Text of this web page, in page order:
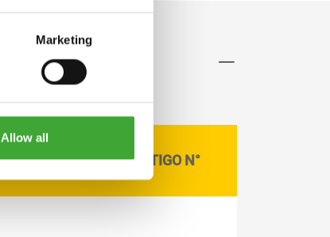
Marketing
Allow all
ARTIGO N°